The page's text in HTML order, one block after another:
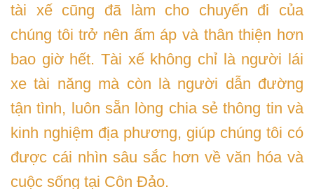
tài xế cũng đã làm cho chuyến đi của
chúng tôi trở nên ấm áp và thân thiện hơn
bao giờ hết. Tài xế không chỉ là người lái
xe tài năng mà còn là người dẫn đường
tận tình, luôn sẵn lòng chia sẻ thông tin và
kinh nghiệm địa phương, giúp chúng tôi có
được cái nhìn sâu sắc hơn về văn hóa và
cuộc sống tại Côn Đảo.